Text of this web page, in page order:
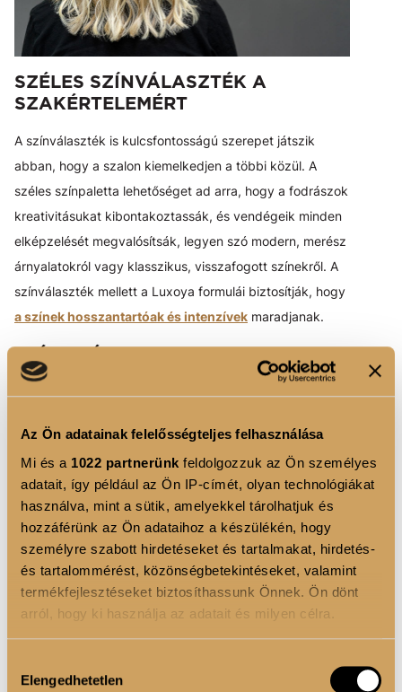
Az Ön adatainak felelősségteljes felhasználása
Mi és a 1022 partnerünk feldolgozzuk az Ön személyes
adatait, így például az Ön IP-címét, olyan technológiákat
használva, mint a sütik, amelyekkel tárolhatjuk és
hozzáférünk az Ön adataihoz a készülékén, hogy
személyre szabott hirdetéseket és tartalmakat, hirdetés-
és tartalommérést, közönségbetekintéseket, valamint
termékfejlesztéseket biztosíthassunk Önnek. Ön dönt
arról, hogy ki használja az adatait és milyen célra.
Információgyűjtés az Ön földrajzi elhelyezkedéséről
kiválasztása
Elengedhetetlen
SZÉLES SZÍNVÁLASZTÉK A
SZAKÉRTELEMÉRT
A színválaszték is kulcsfontosságú szerepet játszik
abban, hogy a szalon kiemelkedjen a többi közül. A
széles színpaletta lehetőséget ad arra, hogy a fodrászok
kreativitásukat kibontakoztassák, és vendégeik minden
elképzelését megvalósítsák, legyen szó modern, merész
árnyalatokról vagy klasszikus, visszafogott színekről. A
színválaszték mellett a Luxoya formulái biztosítják, hogy
a színek hosszantartóak és intenzívek maradjanak.
MIÉRT VÁLASZD A LUXOYA
HAJÁPOLÓIT?
nem csak egy termék jellemzői, a szalon védjegyévé is
válhatnak. Az illatok, amelyek hosszú ideig
megmaradnak a hajban, szinte láthatatlan emlékeztetők,
hogy a vendégek újra és újra visszatérjenek.
Tökéletes alapanyagok minden egyes tincshez:
Az argánolaj, a hialuronsav és más prémium
összetevők révén a Luxoya termékei mélyen
táplálnak. Minden használat egy lépés a ragyogó,
a vendégeknek.
Szépségre hangolt sokszínűség: